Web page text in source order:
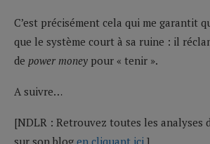
C’est précisément cela qui me garantit
que le système court à sa ruine : il
de power money pour « tenir ».
A suivre…
[NDLR : Retrouvez toutes les analyses